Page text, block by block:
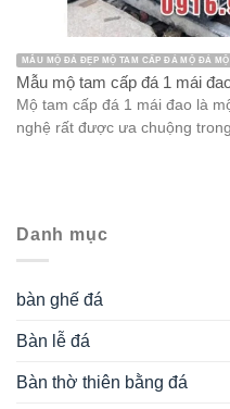
MẪU MỘ ĐÁ ĐẸP MỘ TAM CẤP ĐÁ MỘ ĐÁ
Mẫu mộ tam cấp đá 1 mái
Mộ tam cấp đá 1 mái đao là
nghệ rất được ưa chuộng
Danh mục
bàn ghế đá
Bàn lễ đá
Bàn thờ thiên bằng đá